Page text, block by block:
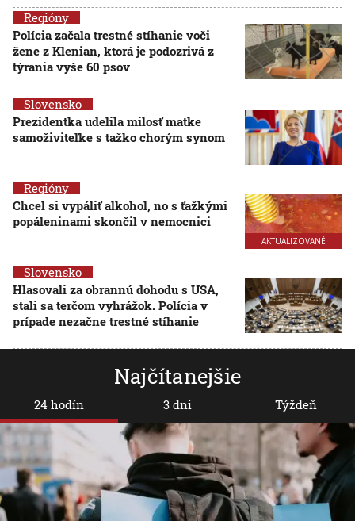
Regióny
Polícia začala trestné stíhanie voči
žene z Klenian, ktorá je podozrivá z
týrania vyše 60 psov
Slovensko
Prezidentka udelila milosť matke
samoživiteľke s tažko chorým synom
AKTUALIZOVANÉ
Regióny
Chcel si vypáliť alkohol, no s ťažkými
popáleninami skončil v nemocnici
Slovensko
Hlasovali za obrannú dohodu s USA,
stali sa terčom vyhrážok. Polícia v
prípade nezačne trestné stíhanie
Najčítanejšie
24 hodín 3 dni Týždeň